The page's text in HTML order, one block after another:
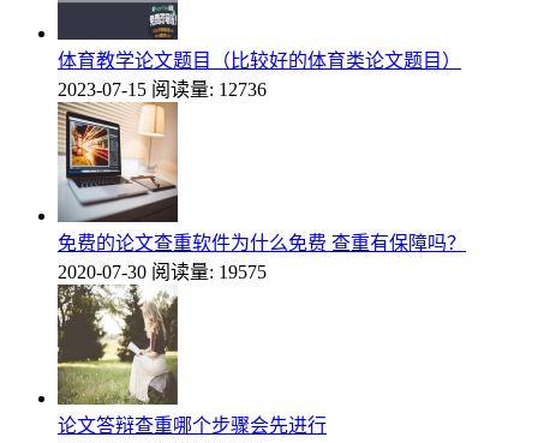
体育教学论文题目（比较好的体育类论文题目）
2023-07-15 阅读量: 12736
免费的论文查重软件为什么免费 查重有保障吗？
2020-07-30 阅读量: 19575
论文答辩查重哪个步骤会先进行